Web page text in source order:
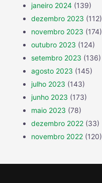
janeiro 2024 (139)
dezembro 2023 (112)
novembro 2023 (174)
outubro 2023 (124)
setembro 2023 (136)
agosto 2023 (145)
julho 2023 (143)
junho 2023 (173)
maio 2023 (78)
dezembro 2022 (33)
novembro 2022 (120)